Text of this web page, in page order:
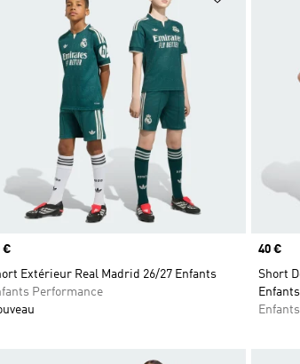
€
Extérieur Real Madrid 26/27 Enfants
Performance
Prix
40 €
Short
Enfants